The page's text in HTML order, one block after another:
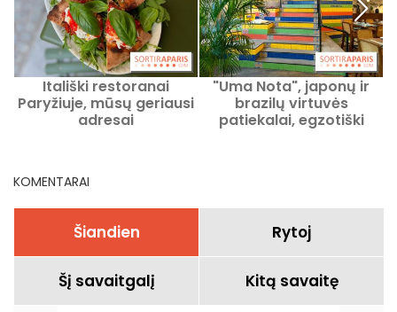
Itališki restoranai
Paryžiuje, mūsų geriausi
adresai
"Uma Nota", japonų ir
brazilų virtuvės
patiekalai, egzotiški
KOMENTARAI
Šiandien Rytoj
Šį savaitgalį Kitą savaitę